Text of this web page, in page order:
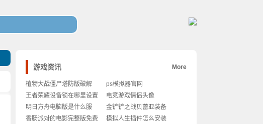
游戏资讯 More
植物大战僵尸塔防版破解
ps模拟器官网
王者荣耀设备锁在哪里设置
电竞游戏情侣头像
明日方舟电脑版是什么服
金铲铲之战贝蕾亚装备
香肠派对的电影完整版免费
模拟人生插件怎么安装